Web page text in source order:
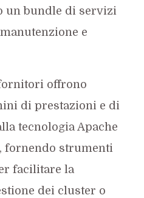
un bundle di servizi
e
offrono
di prestazioni e di
tecnologia Apache
fornendo strumenti
facilitare la
dei cluster o